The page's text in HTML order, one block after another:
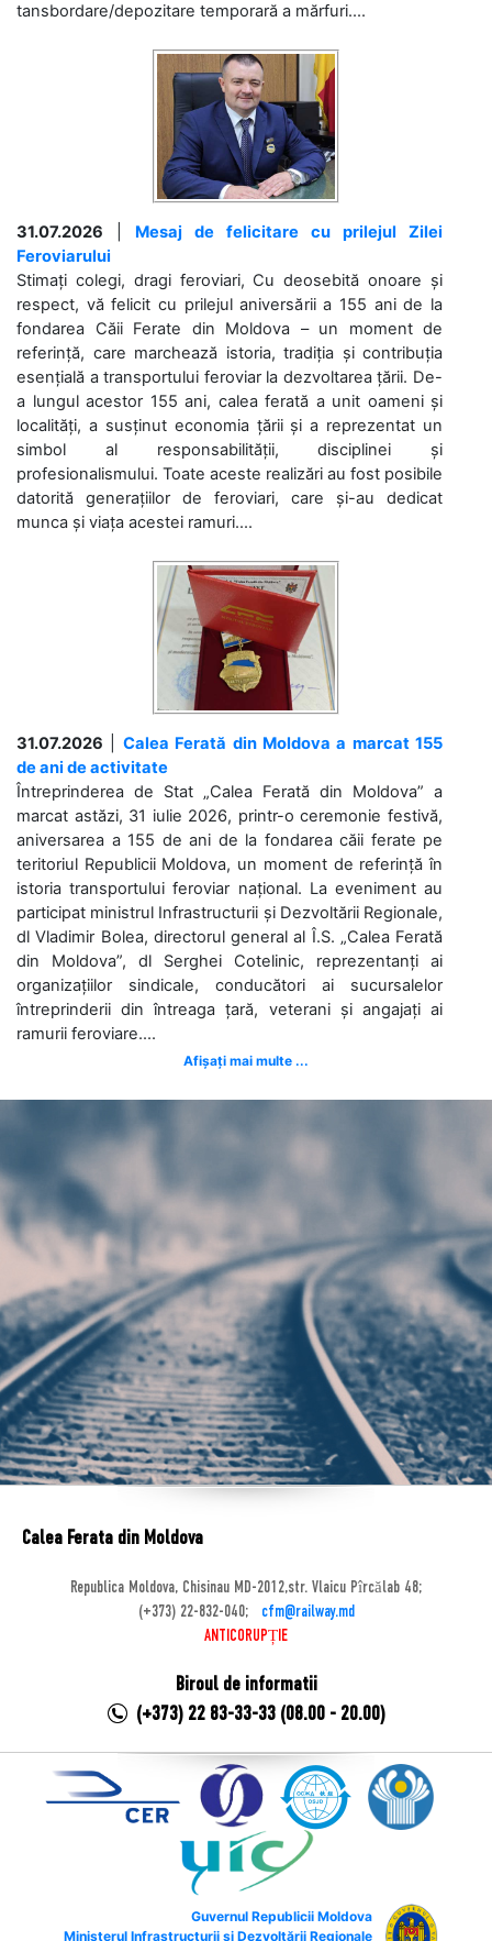
tansbordare/depozitare temporară a mărfuri....
31.07.2026
Mesaj de felicitare cu prilejul Zilei
Feroviarului
Stimați colegi, dragi feroviari, Cu deosebită onoare și
respect, vă felicit cu prilejul aniversării a 155 ani de la
fondarea Căii Ferate din Moldova – un moment de
referință, care marchează istoria, tradiția și contribuția
esențială a transportului feroviar la dezvoltarea țării. De-
a lungul acestor 155 ani, calea ferată a unit oameni și
localități, a susținut economia țării și a reprezentat un
simbol al responsabilității, disciplinei și
profesionalismului. Toate aceste realizări au fost posibile
datorită generațiilor de feroviari, care și-au dedicat
munca și viața acestei ramuri....
31.07.2026
Calea Ferată din Moldova a marcat 155
de ani de activitate
Întreprinderea de Stat „Calea Ferată din Moldova” a
marcat astăzi, 31 iulie 2026, printr-o ceremonie festivă,
aniversarea a 155 de ani de la fondarea căii ferate pe
teritoriul Republicii Moldova, un moment de referință în
istoria transportului feroviar național. La eveniment au
participat ministrul Infrastructurii și Dezvoltării Regionale,
dl Vladimir Bolea, directorul general al Î.S. „Calea Ferată
din Moldova”, dl Serghei Cotelinic, reprezentanți ai
organizațiilor sindicale, conducători ai sucursalelor
întreprinderii din întreaga țară, veterani și angajați ai
ramurii feroviare....
Afișați mai multe ...
Calea Ferata din Moldova
Republica Moldova, Chisinau MD-2012,str. Vlaicu Pîrcălab 48;
(+373) 22-832-040;
cfm@railway.md
ANTICORUPȚIE
Biroul de informatii
(+373) 22 83-33-33 (08.00 - 20.00)
Guvernul Republicii Moldova
Ministerul Infrastructurii și Dezvoltării Regionale